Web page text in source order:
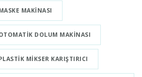
MAKINASI
DOLUM MAKINASI
MIKSER KARIŞTIRICI